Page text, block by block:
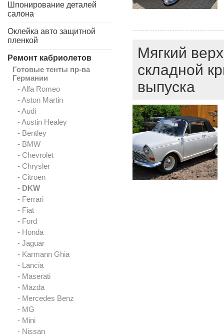
Шпонирование деталей
салона
Оклейка авто защитной
пленкой
Ремонт кабриолетов
Готовые тенты пр-ва
Германии
- Alfa Romeo
- Aston Martin
- Audi
- Austin Healey
- Bentley
- BMW
- Chevrolet
- Chrysler
- Citroen
- DKW
- Ferrari
- Fiat
- Ford
- Honda
- Jaguar
- Karmann Ghia
- Lancia
- Maserati
- Mazda
- Mercedes Benz
- MG
- Mini
- Nissan
Мягкий
складной
выпуска